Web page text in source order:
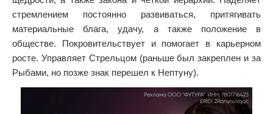
стремлением постоянно развиваться, притягивать
материальные блага, удачу, а также положение в
обществе. Покровительствует и помогает в карьерном
росте. Управляет Стрельцом (раньше был закреплен и за
Рыбами, но позже знак перешел к Нептуну).